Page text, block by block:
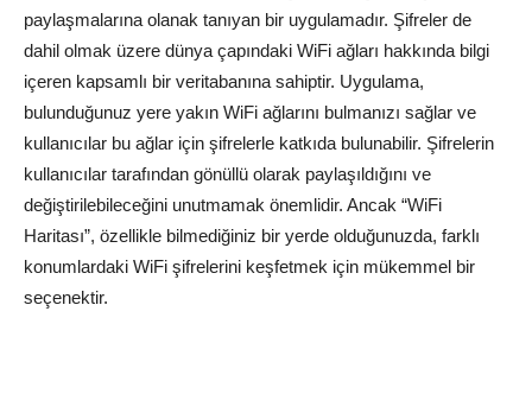
paylaşmalarına olanak tanıyan bir uygulamadır. Şifreler de
dahil olmak üzere dünya çapındaki WiFi ağları hakkında bilgi
içeren kapsamlı bir veritabanına sahiptir. Uygulama,
bulunduğunuz yere yakın WiFi ağlarını bulmanızı sağlar ve
kullanıcılar bu ağlar için şifrelerle katkıda bulunabilir. Şifrelerin
kullanıcılar tarafından gönüllü olarak paylaşıldığını ve
değiştirilebileceğini unutmamak önemlidir. Ancak “WiFi
Haritası”, özellikle bilmediğiniz bir yerde olduğunuzda, farklı
konumlardaki WiFi şifrelerini keşfetmek için mükemmel bir
seçenektir.